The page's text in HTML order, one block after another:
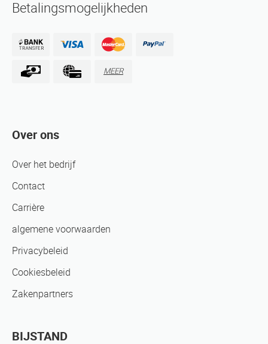
Betalingsmogelijkheden
MEER
Over ons
Over het bedrijf
Contact
Carrière
algemene voorwaarden
Privacybeleid
Cookiesbeleid
Zakenpartners
BIJSTAND